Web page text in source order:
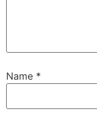
Name *